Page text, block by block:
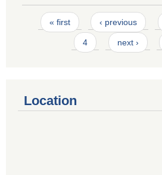
Pages
« first ‹ previous
4 next ›
Location